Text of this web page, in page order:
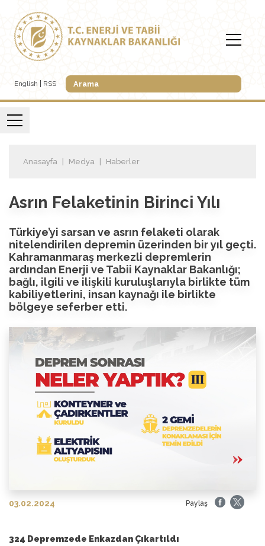
English RSS
Anasayfa Medya Haberler
Asrın Felaketinin Birinci Yılı
Türkiye’yi sarsan ve asrın felaketi olarak
nitelendirilen depremin üzerinden bir yıl geçti.
Kahramanmaraş merkezli depremlerin
ardından Enerji ve Tabii Kaynaklar Bakanlığı;
bağlı, ilgili ve ilişkili kuruluşlarıyla birlikte tüm
kabiliyetlerini, insan kaynağı ile birlikte
bölgeye seferber etti.
03.02.2024 Paylaş
324 Depremzede Enkazdan Çıkartıldı